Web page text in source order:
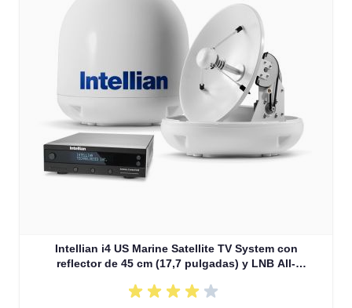
Intellian i4 US Marine Satellite TV System con
reflector de 45 cm (17,7 pulgadas) y LNB All-